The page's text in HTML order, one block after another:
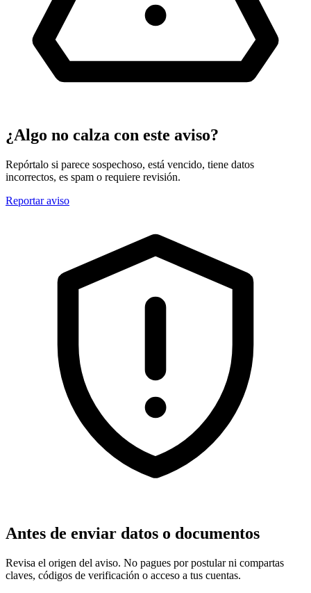
¿Algo no calza con este aviso?
Repórtalo si parece sospechoso, está vencido, tiene datos
incorrectos, es spam o requiere revisión.
Reportar aviso
Antes de enviar datos o documentos
Revisa el origen del aviso. No pagues por postular ni compartas
claves, códigos de verificación o acceso a tus cuentas.